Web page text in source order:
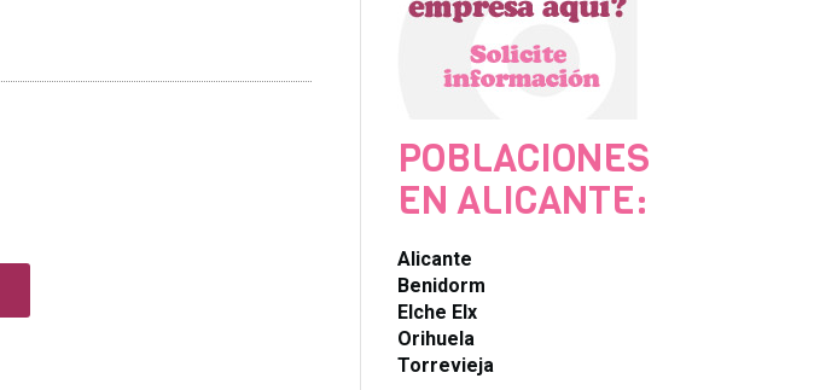
POBLACIONES
EN ALICANTE:
Alicante
Benidorm
Elche Elx
Orihuela
Torrevieja